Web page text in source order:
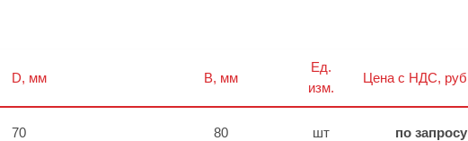
D, мм B, мм
Ед.
изм.
Цена с НДС, руб
70 80 шт по запросу